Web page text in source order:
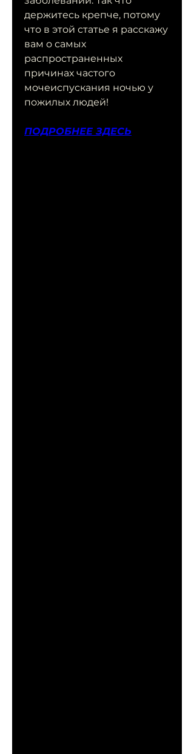
держитесь крепче, потому
что в этой статье я расскажу
вам о самых
распространенных
причинах частого
мочеиспускания ночью у
пожилых людей!
ПОДРОБНЕЕ ЗДЕСЬ